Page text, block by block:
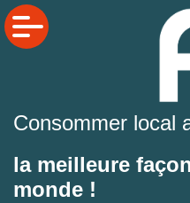
Consommer local
la meilleure
monde !